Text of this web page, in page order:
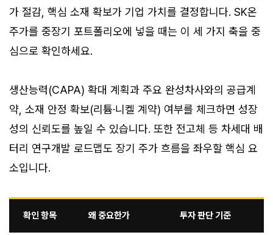
가 절감, 핵심 소재 확보가 기업 가치를 결정합니다. SK온
주가를 중장기 포트폴리오에 넣을 때는 이 세 가지 축을 중
심으로 확인하세요.
생산능력(CAPA) 확대 계획과 주요 완성차사와의 공급계
약, 소재 안정 확보(리튬·니켈 계약) 여부를 체크하면 성장
성의 신뢰도를 높일 수 있습니다. 또한 전고체 등 차세대 배
터리 연구개발 로드맵도 장기 주가 흐름을 좌우할 핵심 요
소입니다.
확인 항목 왜 중요한가 투자 판단 기준